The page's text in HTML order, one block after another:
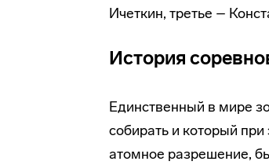
Ичеткин, третье –
История
Единственный в мире
собирать и который
атомное разрешение,